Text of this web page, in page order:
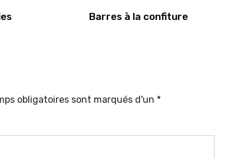
Barres à la confiture
obligatoires sont marqués d'un *